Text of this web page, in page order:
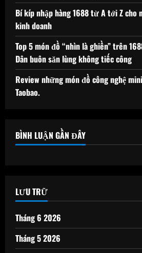
Bí kíp nhập hàng 1688 từ A tới Z
kinh doanh
Top 5 món đồ “nhìn là ghiền” trên
Dân buôn săn lùng không tiếc công
Review những món đồ công nghệ
Taobao.
BÌNH LUẬN GẦN ĐÂY
LƯU TRỮ
Tháng 6 2026
Tháng 5 2026